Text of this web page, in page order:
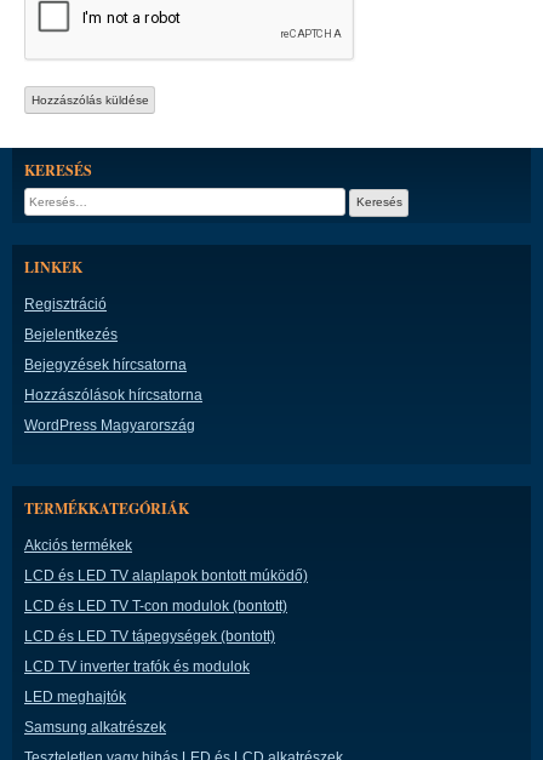
KERESÉS
Keresés:
LINKEK
Regisztráció
Bejelentkezés
Bejegyzések hírcsatorna
Hozzászólások hírcsatorna
WordPress Magyarország
TERMÉKKATEGÓRIÁK
Akciós termékek
LCD és LED TV alaplapok bontott múködő)
LCD és LED TV T-con modulok (bontott)
LCD és LED TV tápegységek (bontott)
LCD TV inverter trafók és modulok
LED meghajtók
Samsung alkatrészek